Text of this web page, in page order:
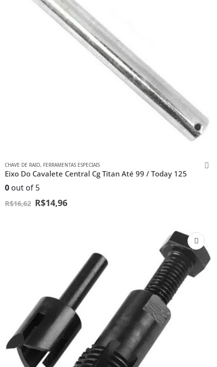
CHAVE DE RAIO, FERRAMENTAS ESPECIAIS
Eixo Do Cavalete Central Cg Titan Até 99 / Today 125
0 out of 5
R$16,62 R$14,96